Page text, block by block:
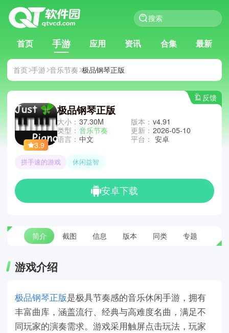
首页 手游 应用 资讯 合集 最新
首页 手游 音乐节奏 极品钢琴正版
反馈
3.9
极品钢琴正版
大小： 37.30M
类型： 音乐节奏
语言： 中文
版本： v4.91
更新： 2026-05-10
平台： 安卓
拼手速的游戏 休闲益智
安卓下载
简介 截图 信息 版本 同类 专题
游戏介绍
极品钢琴正版是极具节奏感的音乐休闲手游，拥有
丰富曲库，涵盖流行、经典与高难度名曲，满足不
同玩家的演奏需求。游戏采用触屏点击玩法，玩家